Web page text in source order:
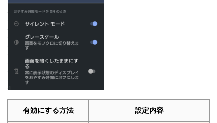
有効にする方法 設定内容